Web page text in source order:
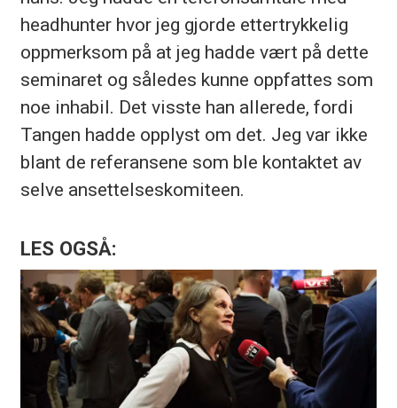
headhunter hvor jeg gjorde ettertrykkelig
oppmerksom på at jeg hadde vært på dette
seminaret og således kunne oppfattes som
noe inhabil. Det visste han allerede, fordi
Tangen hadde opplyst om det. Jeg var ikke
blant de referansene som ble kontaktet av
selve ansettelseskomiteen.
LES OGSÅ: